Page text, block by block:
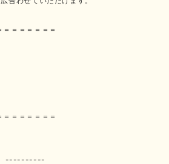
＝＝＝＝＝＝
＝＝＝＝＝＝
----------